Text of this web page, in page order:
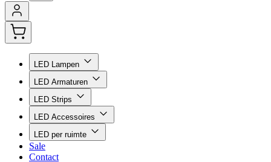
LED Lampen
LED Armaturen
LED Strips
LED Accessoires
LED per ruimte
Sale
Contact